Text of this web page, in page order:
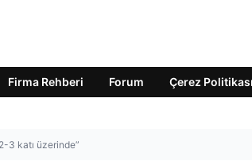
Firma Rehberi Forum Çerez Politikası
3 katı üzerinde”